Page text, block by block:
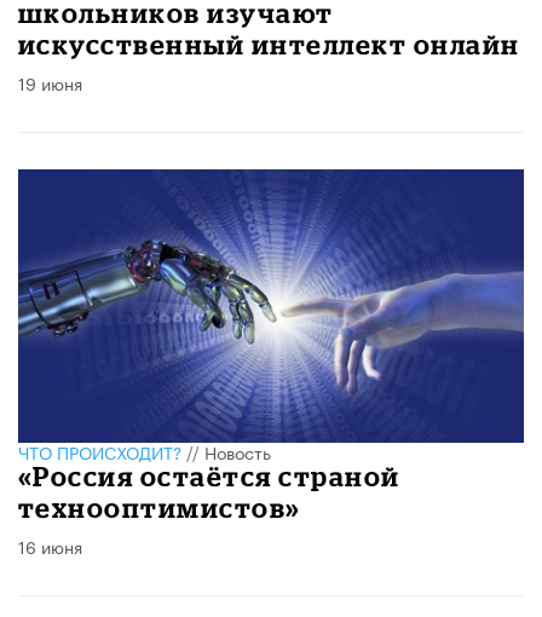
школьников изучают
искусственный интеллект онлайн
19 июня
ЧТО ПРОИСХОДИТ?//Новость
«Россия остаётся страной
технооптимистов»
16 июня